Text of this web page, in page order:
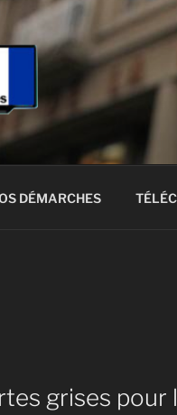
DÉMARCHES
grises pour